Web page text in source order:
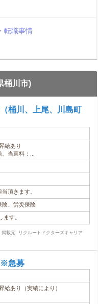
転職事情
桶川市)
桶川、上尾、川島町
給あり
当直料：...
頂きます。
険、労災保険
す。
掲載元: リクルートドクターズキャリア
急募
給あり（実績により）